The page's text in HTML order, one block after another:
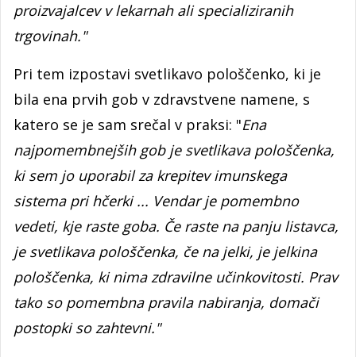
proizvajalcev v lekarnah ali specializiranih
trgovinah."
Pri tem izpostavi svetlikavo pološčenko, ki je
bila ena prvih gob v zdravstvene namene, s
katero se je sam srečal v praksi: "Ena
najpomembnejših gob je svetlikava pološčenka,
ki sem jo uporabil za krepitev imunskega
sistema pri hčerki ... Vendar je pomembno
vedeti, kje raste goba. Če raste na panju listavca,
je svetlikava pološčenka, če na jelki, je jelkina
pološčenka, ki nima zdravilne učinkovitosti. Prav
tako so pomembna pravila nabiranja, domači
postopki so zahtevni."